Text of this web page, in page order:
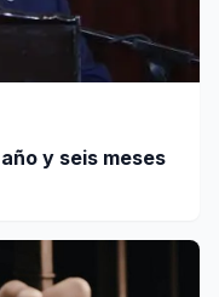
y seis meses